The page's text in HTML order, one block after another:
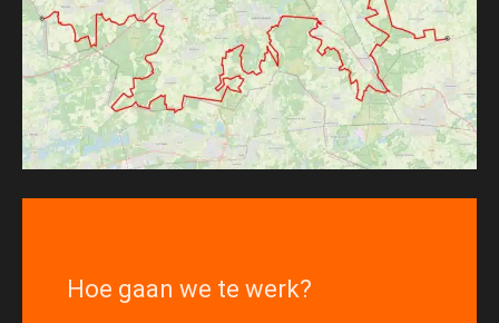
Hoe gaan we te werk?